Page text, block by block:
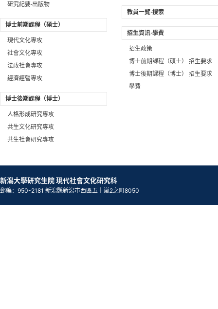
研究紀要·出版物
博士前期課程（碩士）
現代文化專攻
社會文化專攻
法政社會專攻
經濟經營專攻
博士後期課程（博士）
人格形成研究專攻
共生文化研究專攻
共生社會研究專攻
教員一覽·搜索
招生資訊·學費
招生政策
博士前期課程（碩士） 招生要求
博士後期課程（博士） 招生要求
學費
新潟大學研究生院 現代社會文化研究科
郵編：950-2181 新潟縣新潟市西區五十嵐2之町8050